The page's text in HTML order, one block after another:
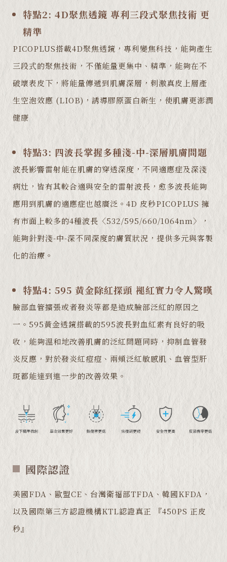
特點2: 4D聚焦透鏡 專利三段式聚焦技術 更
精準
PICOPLUS搭載4D聚焦透鏡，專利變焦科技，能夠產生
三段式的聚焦技術，不僅能量更集中、精準，能夠在不
破壞表皮下，將能量傳遞到肌膚深層，刺激真皮上層產
生空泡效應 (LIOB)，誘導膠原蛋白新生，使肌膚更澎潤
健康
特點3: 四波長掌握多種淺-中-深層肌膚問題
波長影響雷射能在肌膚的穿透深度，不同適應症及深淺
病灶，皆有其較合適與安全的雷射波長，愈多波長能夠
應用到肌膚的適應症也越廣泛。4D 皮秒PICOPLUS 擁
有市面上較多的4種波長〈532/595/660/1064nm〉，
能夠針對淺-中-深不同深度的膚質狀況，提供多元與客製
化的治療。
特點4: 595 黃金除紅探頭 褪紅實力令人驚嘆
臉部血管擴張或者發炎等都是造成臉部泛紅的原因之
一。595黃金透鏡搭載的595波長對血紅素有良好的吸
收，能夠溫和地改善肌膚的泛紅問題同時，抑制血管發
炎反應，對於發炎紅痘痘、兩頰泛紅敏感肌、血管型肝
斑都能達到進一步的改善效果。
國際認證
美國FDA、歐盟CE、台灣衛福部TFDA、韓國KFDA，
以及國際第三方認證機構KTL認證真正 『450PS 正皮
秒』